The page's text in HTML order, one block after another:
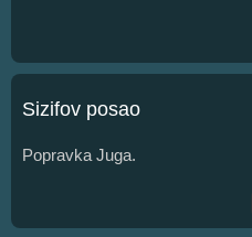
Sizifov posao
Popravka Juga.